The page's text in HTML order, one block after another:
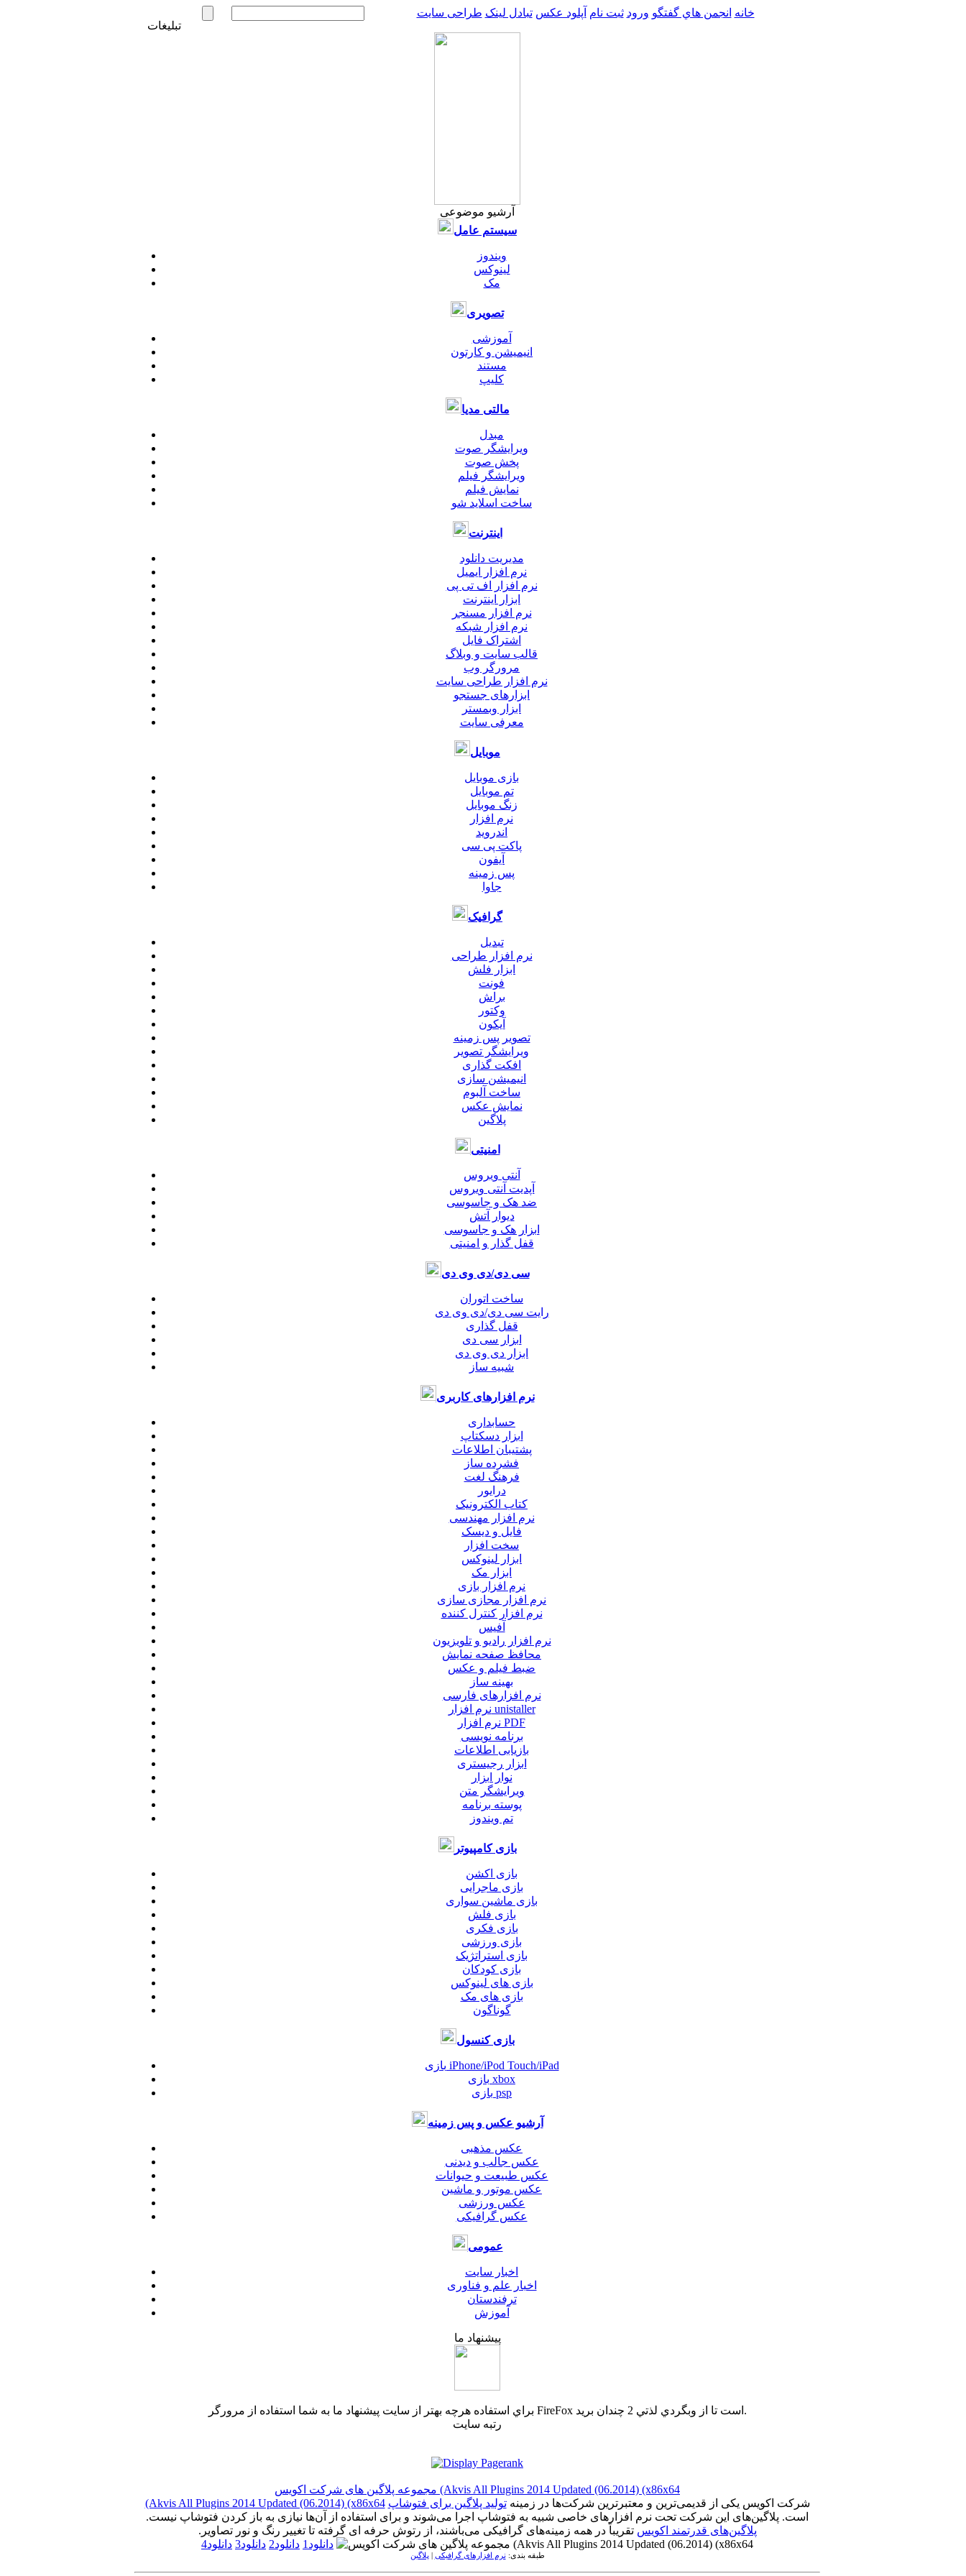
خانه انجمن هاي گفتگو ورود ثبت نام آپلود عکس تبادل لینک طراحی سایت
تبلیغات
آرشیو موضوعی
سیستم عامل
ویندوز
لینوکس
مک
تصویری
آموزشی
انیمیشن و کارتون
مستند
کلیپ
مالتی مدیا
مبدل
ویرایشگر صوت
پخش صوت
ویرایشگر فیلم
نمایش فیلم
ساخت اسلاید شو
اینترنت
مدیریت دانلود
نرم افزار ایمیل
نرم افزار اف تی پی
ابزار اینترنت
نرم افزار مسنجر
نرم افزار شبکه
اشتراک فایل
قالب سایت و وبلاگ
مرورگر وب
نرم افزار طراحی سایت
ابزارهای جستجو
ابزار وبمستر
معرفی سایت
موبایل
بازی موبایل
تم موبایل
زنگ موبایل
نرم افزار
اندروید
پاکت پی سی
آیفون
پس زمینه
جاوا
گرافیک
تبدیل
نرم افزار طراحی
ابزار فلش
فونت
براش
وکتور
آیکون
تصویر پس زمینه
ویرایشگر تصویر
افکت گذاری
انیمیشن سازی
ساخت آلبوم
نمایش عکس
پلاگین
امنیتی
آنتی ویروس
آپدیت آنتی ویروس
ضد هک و جاسوسی
دیوار آتش
ابزار هک و جاسوسی
قفل گذار و امنیتی
سی دی/دی وی دی
ساخت اتوران
رایت سی دی/دی وی دی
قفل گذاری
ابزار سی دی
ابزار دی وی دی
شبیه ساز
نرم افزارهای کاربری
حسابداری
ابزار دسکتاپ
پشتیبان اطلاعات
فشرده ساز
فرهنگ لغت
درایور
کتاب الکترونیک
نرم افزار مهندسی
فایل و دیسک
سخت افزار
ابزار لینوکس
ابزار مک
نرم افزار بازی
نرم افزار مجازی سازی
نرم افزار کنترل کننده
آفیس
نرم افزار رادیو و تلویزیون
محافظ صفحه نمایش
ضبط فيلم و عكس
بهینه ساز
نرم افزارهای فارسی
نرم افزار unistaller
نرم افزار PDF
برنامه نویسی
بازیابی اطلاعات
ابزار رجیستری
نوار ابزار
ویرایشگر متن
پوسته برنامه
تم ویندوز
بازی کامپیوتر
بازی اکشن
بازی ماجرایی
بازی ماشین سواری
بازی فلش
بازی فکری
بازی ورزشی
بازی استراتژیک
بازی کودکان
بازی های لینوکس
بازی های مک
گوناگون
بازی کنسول
بازی iPhone/iPod Touch/iPad
بازی xbox
بازی psp
آرشیو عکس و پس زمینه
عکس مذهبی
عکس جالب و دیدنی
عکس طبیعت و حیوانات
عکس موتور و ماشین
عکس ورزشی
عکس گرافیکی
عمومی
اخبار سایت
اخبار علم و فناوری
ترفندستان
آموزش
پیشنهاد ما
براي استفاده هرچه بهتر از سايت پيشنهاد ما به شما استفاده از مرورگر FireFox است تا از وبگردي لذتي 2 چندان بريد.
رتبه سایت
مجموعه پلاگین های شرکت اکویس (Akvis All Plugins 2014 Updated (06.2014) (x86x64
(Akvis All Plugins 2014 Updated (06.2014) (x86x64
شرکت اکویس یکی از قدیمی‌ترین و معتبرترین شرکت‌ها در زمینهتولید پلاگین برای فتوشاپ
است. پلاگین‌های این شرکت تحت نرم افزارهای خاصی شبیه به فتوشاپ اجرا می‌شوند و برای استفاده از آن‌ها نیازی به باز کردن فتوشاپ نیست.
پلاگین‌های قدرتمند اکویس تقریباً در همه زمینه‌های گرافیکی می‌باشند، از رتوش حرفه ای گرفته تا تغییر رنگ و نور تصاویر.
دانلود1
دانلود2 دانلود3 دانلود4
طبقه بندی: نرم افزارهای گرافیکی پلاگین